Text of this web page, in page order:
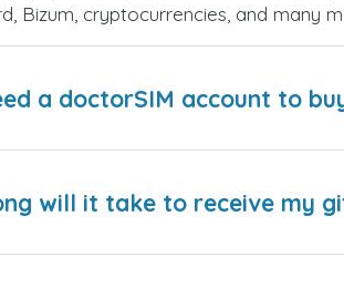
Bizum, cryptocurrencies, and many
a doctorSIM account to
will it take to receive my